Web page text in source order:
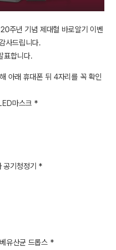
주년 기념 제대혈 바로알기 이벤
사드립니다.
표합니다.
아래 휴대폰 뒤 4자리를 꼭 확인
마스크 *
공기청정기 *
유산균 드롭스 *